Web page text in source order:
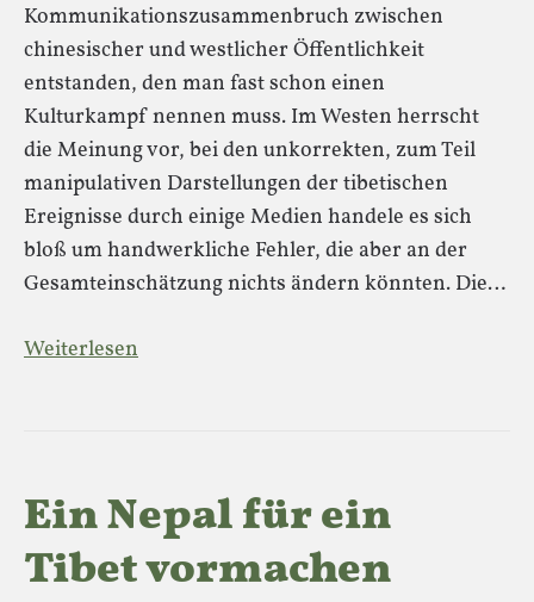
Kommunikationszusammenbruch zwischen
chinesischer und westlicher Öffentlichkeit
entstanden, den man fast schon einen
Kulturkampf nennen muss. Im Westen herrscht
die Meinung vor, bei den unkorrekten, zum Teil
manipulativen Darstellungen der tibetischen
Ereignisse durch einige Medien handele es sich
bloß um handwerkliche Fehler, die aber an der
Gesamteinschätzung nichts ändern könnten. Die…
Weiterlesen
Ein Nepal für ein
Tibet vormachen